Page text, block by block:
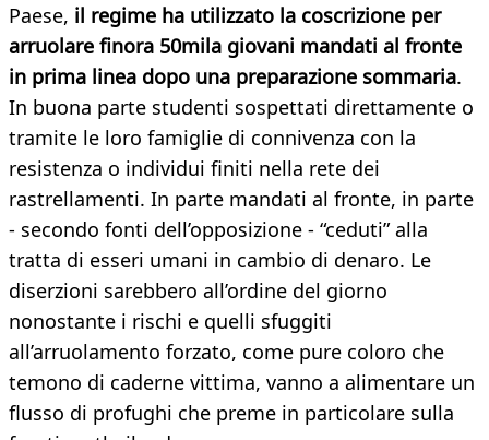
Paese, il regime ha utilizzato la coscrizione per
arruolare finora 50mila giovani mandati al fronte
in prima linea dopo una preparazione sommaria.
In buona parte studenti sospettati direttamente o
tramite le loro famiglie di connivenza con la
resistenza o individui finiti nella rete dei
rastrellamenti. In parte mandati al fronte, in parte
- secondo fonti dell’opposizione - “ceduti” alla
tratta di esseri umani in cambio di denaro. Le
diserzioni sarebbero all’ordine del giorno
nonostante i rischi e quelli sfuggiti
all’arruolamento forzato, come pure coloro che
temono di caderne vittima, vanno a alimentare un
flusso di profughi che preme in particolare sulla